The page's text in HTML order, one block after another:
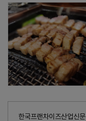
한국프랜차이즈산업신